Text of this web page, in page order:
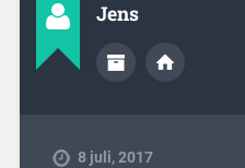
Jens
8 juli, 2017